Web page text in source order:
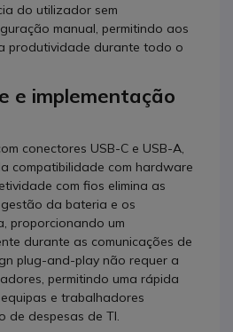
do utilizador sem
manual, permitindo aos
produtividade durante todo o
e implementação
conectores USB-C e USB-A,
compatibilidade com hardware
com fios elimina as
da bateria e os
proporcionando um
durante as comunicações de
plug-and-play não requer a
permitindo uma rápida
e trabalhadores
de despesas de TI.